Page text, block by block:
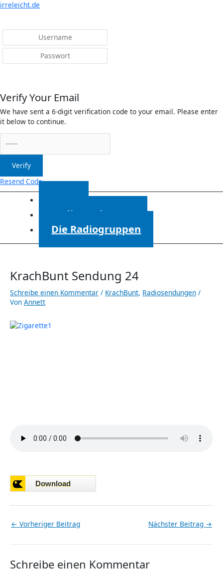
irreleicht.de
Verify Your Email
We have sent a 6-digit verification code to your email. Please enter
it below to continue.
Verify
Resend Code
Menü
Radiosendungen
Die Radiogruppen
KrachBunt Sendung 24
Schreibe einen Kommentar / KrachBunt, Radiosendungen /
Von Annett
← Vorheriger Beitrag Nächster Beitrag →
Schreibe einen Kommentar